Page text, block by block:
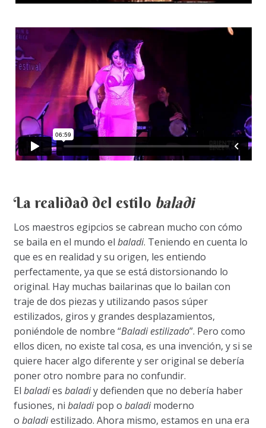
La realidad del estilo baladi
Los maestros egipcios se cabrean mucho con cómo
se baila en el mundo el baladi. Teniendo en cuenta lo
que es en realidad y su origen, les entiendo
perfectamente, ya que se está distorsionando lo
original. Hay muchas bailarinas que lo bailan con
traje de dos piezas y utilizando pasos súper
estilizados, giros y grandes desplazamientos,
poniéndole de nombre “Baladi estilizado”. Pero como
ellos dicen, no existe tal cosa, es una invención, y si se
quiere hacer algo diferente y ser original se debería
poner otro nombre para no confundir.
El baladies baladiy defienden que no debería haber
fusiones, ni baladipop o baladimoderno
o baladiestilizado. Ahora mismo, estamos en una era